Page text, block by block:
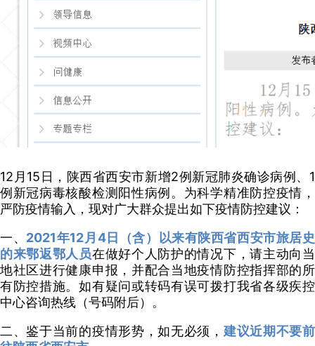
12月15日，陕西省西安市新增2例新冠肺炎确诊病例、1
例新冠病毒核酸检测阳性病例。为科学精准防控疫情，
严防疫情输入，现对广大群众提出如下疫情防控建议：
一、 2021年12月4日（含）以来有陕西省西安市旅居史
的来鄂返鄂人员在做好个人防护的情况下，请主动向当
地社区进行健康申报，并配合当地疫情防控指挥部的所
有防控措施。如有疑问或转码有误可拨打我省各级疾控
中心咨询热线（号码附后）。
二、鉴于当前的疫情形势，如无必须， 建议近期不要前